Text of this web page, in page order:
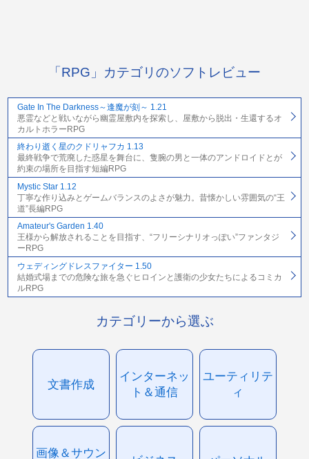
「RPG」カテゴリのソフトレビュー
Gate In The Darkness～逢魔が刻～ 1.21
悪霊などと戦いながら幽霊屋敷内を探索し、屋敷から脱出・生還するオ
カルトホラーRPG
終わり逝く星のクドリャフカ 1.13
最終戦争で荒廃した惑星を舞台に、隻腕の男と一体のアンドロイドとが
約束の場所を目指す短編RPG
Mystic Star 1.12
丁寧な作り込みとゲームバランスのよさが魅力。昔懐かしい雰囲気の“王
道”長編RPG
Amateur's Garden 1.40
王様から解放されることを目指す、“フリーシナリオっぽい”ファンタジ
ーRPG
ウェディングドレスファイター 1.50
結婚式場までの危険な旅を急ぐヒロインと護衛の少女たちによるコミカ
ルRPG
カテゴリーから選ぶ
文書作成
インターネッ
ト＆通信
ユーティリテ
ィ
画像＆サウン